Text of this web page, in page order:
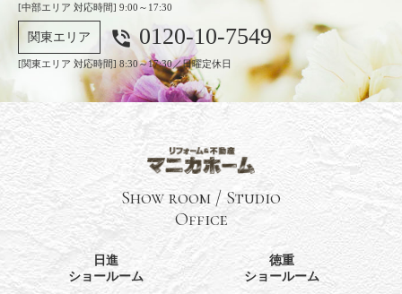
[中部エリア 対応時間] 9:00～17:30
関東エリア phone_in_talk0120-10-7549
[関東エリア 対応時間] 8:30～17:30／日曜定休日
Show room / Studio
Office
日進
ショールーム
徳重
ショールーム